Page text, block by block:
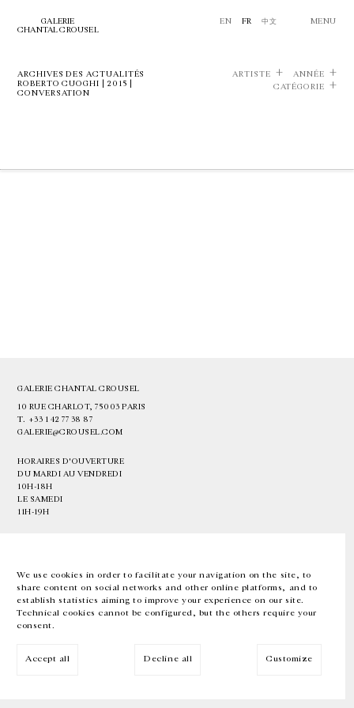
We use cookies in order to facilitate your navigation on the site, to
share content on social networks and other online platforms, and to
establish statistics aiming to improve your experience on our site.
Technical cookies cannot be configured, but the others require your
consent.
Accept all Decline all Customize
GALERIE
CHANTAL CROUSEL
EN FR 中文 MENU
ARCHIVES DES ACTUALITÉS
ROBERTO CUOGHI | 2015 |
CONVERSATION
ARTISTE
ANNÉE
CATÉGORIE
GALERIE CHANTAL CROUSEL
10 RUE CHARLOT, 75003 PARIS
T. +33 1 42 77 38 87
GALERIE@CROUSEL.COM
HORAIRES D'OUVERTURE
DU MARDI AU VENDREDI
10H-18H
LE SAMEDI
11H-19H
EN FR 中文 Facebook Instagram
Inscrivez-vous à notre newsletter